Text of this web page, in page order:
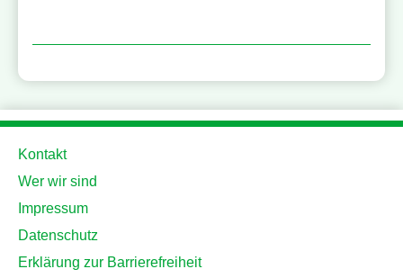
Kontakt
Wer wir sind
Impressum
Datenschutz
Erklärung zur Barrierefreiheit